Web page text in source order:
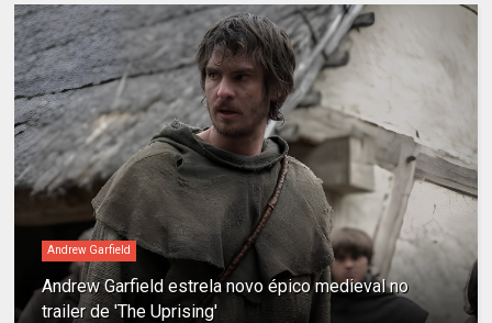
Andrew Garfield
Andrew Garfield estrela novo épico medieval no
trailer de 'The Uprising'